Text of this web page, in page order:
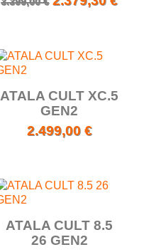
ATALA CULT XC.5
GEN2
2.499,00 €
ATALA CULT 8.5
26 GEN2